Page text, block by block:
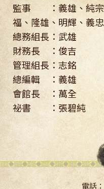
監事 ：義雄、純宗
福、隆雄、明輝、義
總務組長：武雄
財務長 ：俊吉
管理組長：志銘
總編輯 ：義雄
會館長 ：萬全
祕書 ：張碧純
電話：